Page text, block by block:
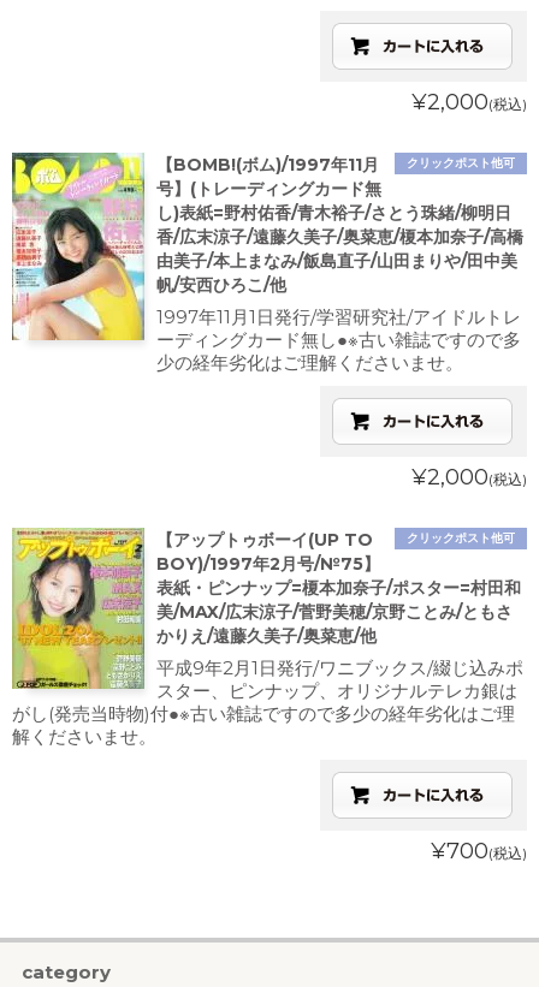
¥2,000(税込)
クリックポスト他可
【BOMB!(ボム)/1997年11月
号】(トレーディングカード無
し)表紙=野村佑香/青木裕子/さとう珠緒/柳明日
香/広末涼子/遠藤久美子/奥菜恵/榎本加奈子/高橋
由美子/本上まなみ/飯島直子/山田まりや/田中美
帆/安西ひろこ/他
1997年11月1日発行/学習研究社/アイドルトレ
ーディングカード無し●※古い雑誌ですので多
少の経年劣化はご理解くださいませ。
¥2,000(税込)
クリックポスト他可
【アップトゥボーイ(UP TO
BOY)/1997年2月号/№75】
表紙・ピンナップ=榎本加奈子/ポスター=村田和
美/MAX/広末涼子/菅野美穂/京野ことみ/ともさ
かりえ/遠藤久美子/奥菜恵/他
平成9年2月1日発行/ワニブックス/綴じ込みポ
スター、ピンナップ、オリジナルテレカ銀は
がし(発売当時物)付●※古い雑誌ですので多少の経年劣化はご理
解くださいませ。
¥700(税込)
category